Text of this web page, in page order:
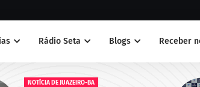
Rádio Seta Blogs Receber
NOTÍCIAS